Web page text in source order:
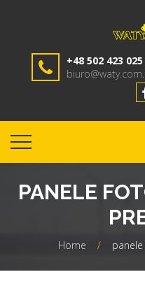
+48 502 423 025
PANELE
Home /